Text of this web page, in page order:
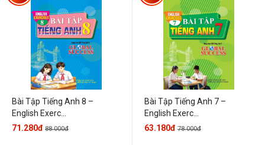
Bài Tập Tiếng Anh 8 –
English Exerc...
71.280đ 88.000đ
Bài Tập Tiếng Anh 7 –
English Exerc...
63.180đ 78.000đ